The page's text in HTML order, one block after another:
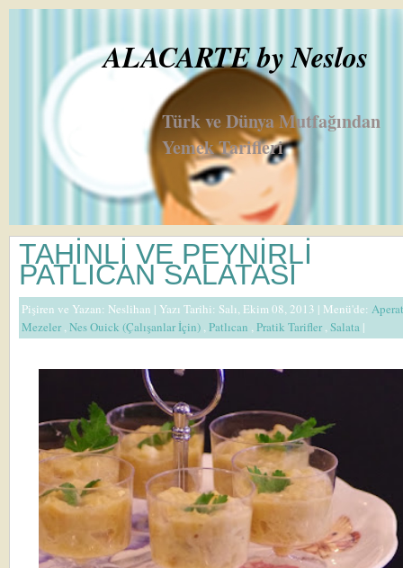
ALACARTE by Neslos
Türk ve Dünya Mutfağından
Yemek Tarifleri
TAHİNLİ VE PEYNİRLİ
PATLICAN SALATASI
Pişiren ve Yazan: Neslihan | Yazı Tarihi: Salı, Ekim 08, 2013 | Menü'de:
Mezeler,Nes Ouick (Çalışanlar İçin) ,Patlıcan ,Pratik Tarifler,Salata |